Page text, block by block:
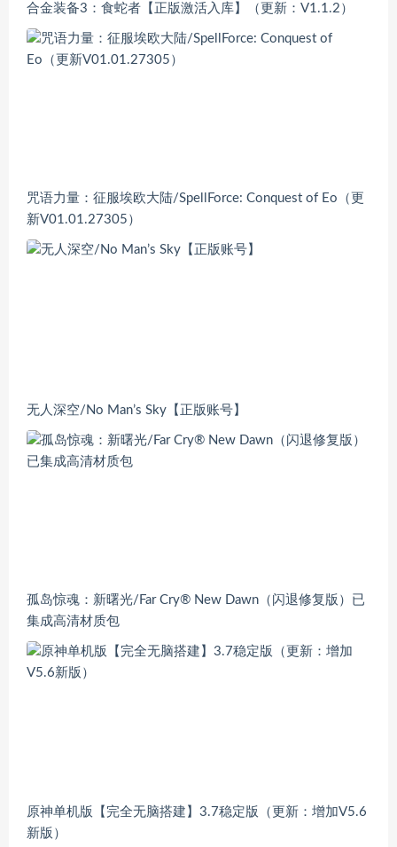
合金装备3：食蛇者【正版激活入库】（更新：V1.1.2）
咒语力量：征服埃欧大陆/SpellForce: Conquest of Eo（更
新V01.01.27305）
无人深空/No Man’s Sky【正版账号】
孤岛惊魂：新曙光/Far Cry® New Dawn（闪退修复版）已
集成高清材质包
原神单机版【完全无脑搭建】3.7稳定版（更新：增加V5.6
新版）